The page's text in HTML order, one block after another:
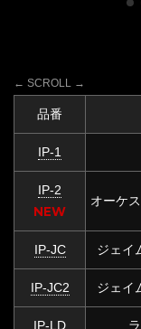
品番
IP-1
IP-2
NEW
オーケ
IP-JC ジェイ
IP-JC2 ジェイ
IP-LD